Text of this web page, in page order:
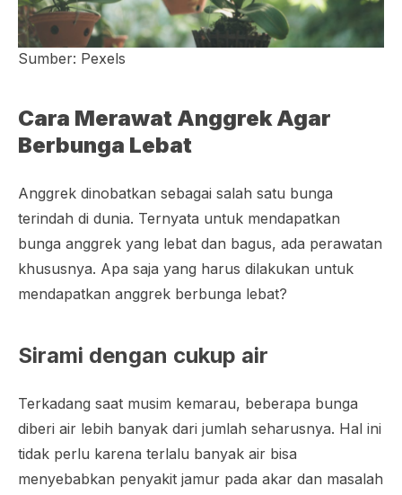
Sumber: Pexels
Cara Merawat Anggrek Agar
Berbunga Lebat
Anggrek dinobatkan sebagai salah satu bunga
terindah di dunia. Ternyata untuk mendapatkan
bunga anggrek yang lebat dan bagus, ada perawatan
khususnya. Apa saja yang harus dilakukan untuk
mendapatkan anggrek berbunga lebat?
Sirami dengan cukup air
Terkadang saat musim kemarau, beberapa bunga
diberi air lebih banyak dari jumlah seharusnya. Hal ini
tidak perlu karena terlalu banyak air bisa
menyebabkan penyakit jamur pada akar dan masalah